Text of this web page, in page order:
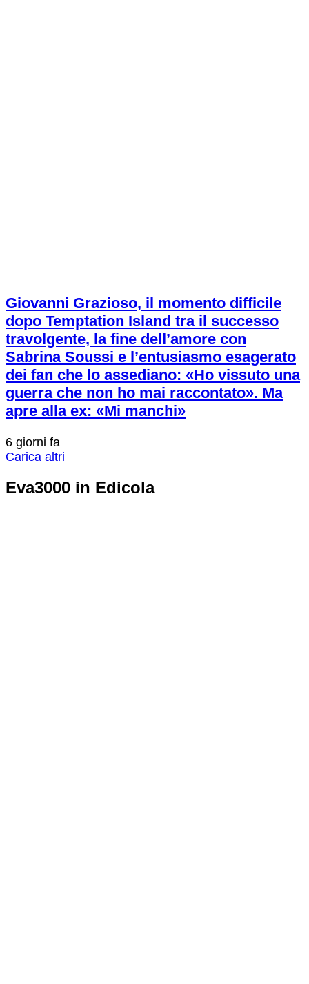
Giovanni Grazioso, il momento difficile
dopo Temptation Island tra il successo
travolgente, la fine dell’amore con
Sabrina Soussi e l’entusiasmo esagerato
dei fan che lo assediano: «Ho vissuto una
guerra che non ho mai raccontato». Ma
apre alla ex: «Mi manchi»
6 giorni fa
Carica altri
Eva3000 in Edicola